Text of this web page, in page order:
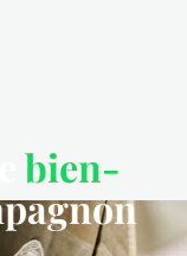
bien-